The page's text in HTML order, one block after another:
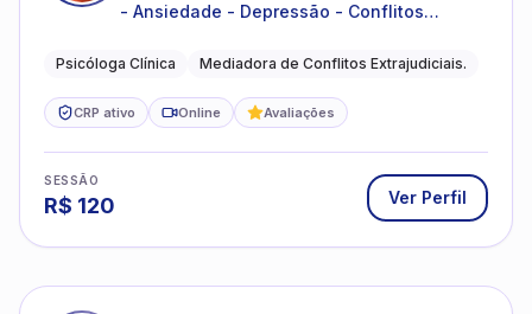
- Ansiedade - Depressão - Conflitos
relacionamentos - Autoestima -
Psicóloga Clínica Mediadora de Conflitos Extrajudiciais.
CRP ativo Online Avaliações
SESSÃO
R$ 120 Ver Perfil